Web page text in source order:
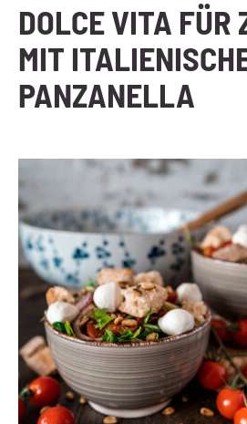
DOLCE VITA FÜR
MIT
PANZANELLA